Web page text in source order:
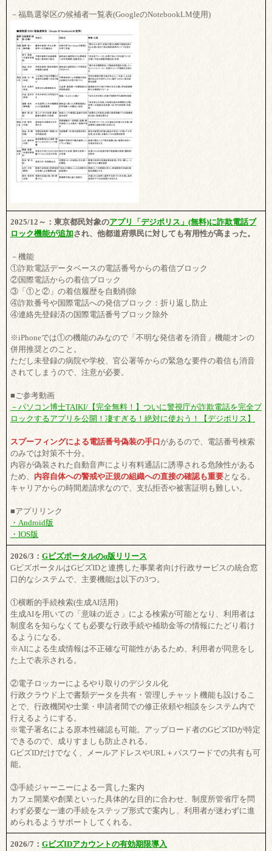
－福島選挙区の候補者一覧表(GoogleのNotebookLM使用)
2025/12～：東京都民対象のアプリ「デジポリス」(無料)に詐欺電話ブ
ロック機能が追加され、他都道府県民に対しても有用性が高まった。
－機能
①詐欺電話データベースの電話番号からの着信ブロック
②国際電話からの着信ブロック
③「①と②」の着信履歴を自動削除
④詐欺番号や国際電話への発信ブロック：折り返し防止
④連絡先登録済の国際電話番号ブロック除外
※iPhoneでは①の機能のみなので「不明な発信者を消音」機能オンの
併用推奨とのこと。
ただし未登録の病院や学校、官公署等からの緊急な要件の着信も消音
されてしまうので、注意が必要。
■ご参考動画
－パソコン博士TAIKI/【完全無料！】ついに警視庁が詐欺電話を完全ブ
ロックするアプリを公開！凄すぎる！絶対に使おう！【デジポリス】
スプーフィングによる電話番号偽装の手口があるので、電話番号検索
のみでは対策不十分。
内容が偽装された自動音声により有料通話に誘導される危険性がある
ため、 内容自体への警戒や正規の組織への直接の確認も重要となる。
キャリアからの時間差請求なので、支払拒否や被害証明も難しい。
■アプリリンク
・Android版
・IOS版
2026/3： Gビズポータルのα版リリース
GビズポータルはGビズIDと連携した事業者向け行政サービスの統合窓
口的なシステムで、主要機能は以下の3つ。
①横断的手続検索(生成AI活用)
生成AIを用いての「意味の近さ」による検索が可能となり、利用者は
制度名を知らなくても必要な行政手続や補助金等の情報にたどり着け
るようになる。
※AIによる生成情報は不正確な可能性があるため、利用者が同意をし
た上で表示される。
②電子ロッカーによるやり取りのデジタル化
行政クラウド上で書類データを共有・管理しチャット機能も設けるこ
とで、行政機関や士業・申請者間での修正依頼や相談をシステム内で
行えるようにする。
※電子署名による原本性確認も可能。アップロード者のGビズIDが特定
できるので、成りすましも防止される。
GビズIDだけでなく、メールアドレスやURL＋パスワードでの共有も可
能。
③手続ジャーニーによる一貫した案内
カフェ開業や創業といった具体的な目的に合わせ、制度所管省庁を問
わず必要な一連の手続をステップ形式で案内し、利用者が迷わずに進
められるようサポートしてくれる。
2026/7： GビズIDアカウントの有効期限導入